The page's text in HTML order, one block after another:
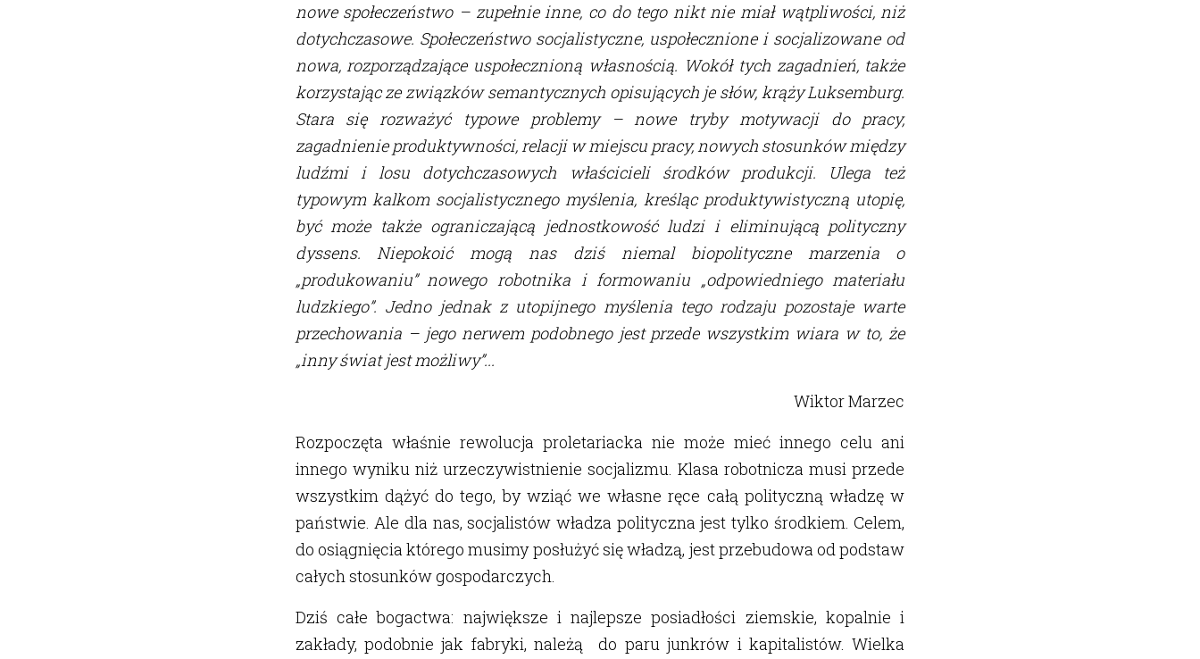
nowe społeczeństwo – zupełnie inne, co do tego nikt nie miał wątpliwości, niż
dotychczasowe. Społeczeństwo socjalistyczne, uspołecznione i socjalizowane od
nowa, rozporządzające uspołecznioną własnością. Wokół tych zagadnień, także
korzystając ze związków semantycznych opisujących je słów, krąży Luksemburg.
Stara się rozważyć typowe problemy – nowe tryby motywacji do pracy,
zagadnienie produktywności, relacji w miejscu pracy, nowych stosunków między
ludźmi i losu dotychczasowych właścicieli środków produkcji. Ulega też
typowym kalkom socjalistycznego myślenia, kreśląc produktywistyczną utopię,
być może także ograniczającą jednostkowość ludzi i eliminującą polityczny
dyssens. Niepokoić mogą nas dziś niemal biopolityczne marzenia o
„produkowaniu” nowego robotnika i formowaniu „odpowiedniego materiału
ludzkiego”. Jedno jednak z utopijnego myślenia tego rodzaju pozostaje warte
przechowania – jego nerwem podobnego jest przede wszystkim wiara w to, że
„inny świat jest możliwy”...
Wiktor Marzec
Rozpoczęta właśnie rewolucja proletariacka nie może mieć innego celu ani
innego wyniku niż urzeczywistnienie socjalizmu. Klasa robotnicza musi przede
wszystkim dążyć do tego, by wziąć we własne ręce całą polityczną władzę w
państwie. Ale dla nas, socjalistów władza polityczna jest tylko środkiem. Celem,
do osiągnięcia którego musimy posłużyć się władzą, jest przebudowa od podstaw
całych stosunków gospodarczych.
Dziś całe bogactwa: największe i najlepsze posiadłości ziemskie, kopalnie i
zakłady, podobnie jak fabryki, należą do paru junkrów i kapitalistów. Wielka